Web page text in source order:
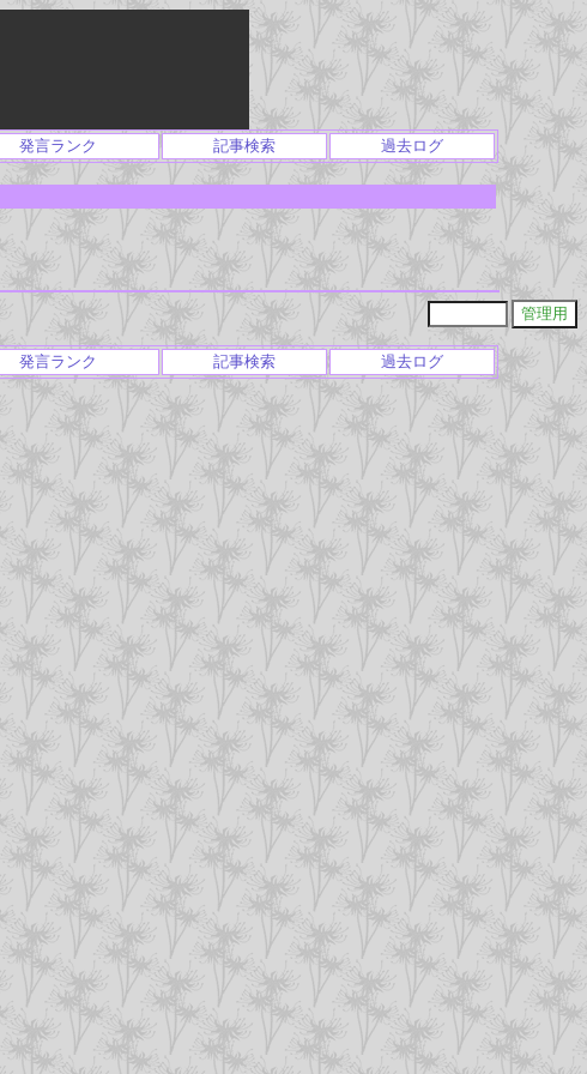
発言ランク 記事検索 過去ログ
発言ランク 記事検索 過去ログ